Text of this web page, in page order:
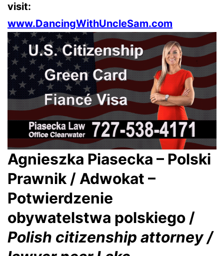
visit:
www.DancingWithUncleSam.com
Agnieszka Piasecka – Polski
Prawnik / Adwokat –
Potwierdzenie
obywatelstwa polskiego /
Polish citizenship attorney /